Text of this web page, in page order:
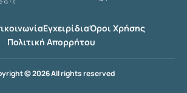
ΕγχειρίδιαΌροι Χρήσης
Πολιτική Απορρήτου
© 2026 All rights reserved